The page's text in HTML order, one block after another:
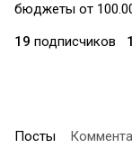
бюджеты от
19 подписчиков 1
Посты